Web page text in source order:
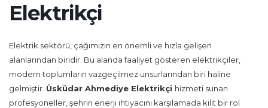
Elektrikçi
Elektrik sektörü, çağımızın en önemli ve hızla gelişen
alanlarından biridir. Bu alanda faaliyet gösteren elektrikçiler,
modern toplumların vazgeçilmez unsurlarından biri haline
gelmiştir. Üsküdar Ahmediye Elektrikçi hizmeti sunan
profesyoneller, şehrin enerji ihtiyacını karşılamada kilit bir rol